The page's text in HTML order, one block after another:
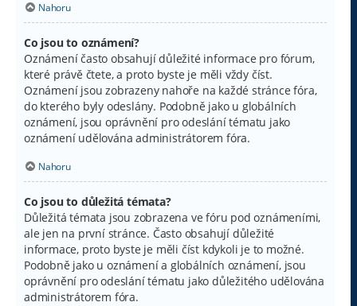
Nahoru
Co jsou to oznámení?
Oznámení často obsahují důležité informace pro fórum,
které právě čtete, a proto byste je měli vždy číst.
Oznámení jsou zobrazeny nahoře na každé stránce fóra,
do kterého byly odeslány. Podobně jako u globálních
oznámení, jsou oprávnění pro odeslání tématu jako
oznámení udělována administrátorem fóra.
Nahoru
Co jsou to důležitá témata?
Důležitá témata jsou zobrazena ve fóru pod oznámeními,
ale jen na první stránce. Často obsahují důležité
informace, proto byste je měli číst kdykoli je to možné.
Podobně jako u oznámení a globálních oznámení, jsou
oprávnění pro odeslání tématu jako důležitého udělována
administrátorem fóra.